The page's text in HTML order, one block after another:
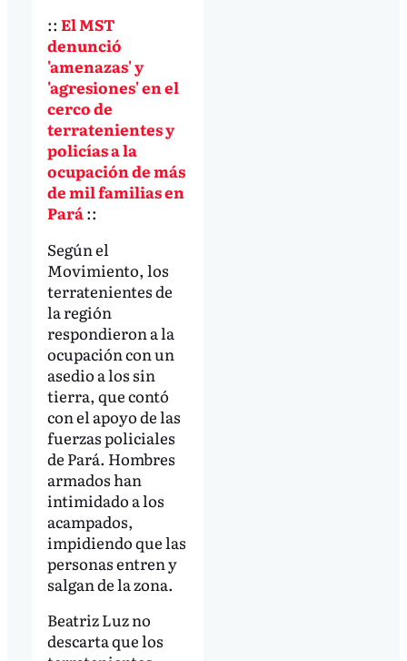
:: El MST
denunció
'amenazas' y
'agresiones' en el
cerco de
terratenientes y
policías a la
ocupación de más
de mil familias en
Pará::
Según el
Movimiento, los
terratenientes de
la región
respondieron a la
ocupación con un
asedio a los sin
tierra, que contó
con el apoyo de las
fuerzas policiales
de Pará. Hombres
armados han
intimidado a los
acampados,
impidiendo que las
personas entren y
salgan de la zona.
Beatriz Luz no
descarta que los